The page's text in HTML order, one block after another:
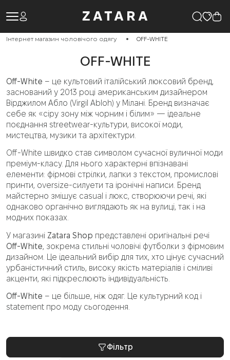
Інтернет магазин чоловічого одягу OFF-WHITE
OFF-WHITE
Off-White – це культовий італійський люксовий бренд,
заснований у 2013 році американським дизайнером
Вірджилом Абло (Virgil Abloh) у Мілані. Бренд визначає
себе як «сіру зону між чорним і білим» — ідеальне
поєднання streetwear-культури, високої моди,
мистецтва, музики та архітектури.
Off-White швидко став символом сучасної вуличної моди
преміум-класу. Для нього характерні впізнавані
елементи: фірмові стрілки, лапки з текстом, промислові
принти, oversize-силуети та іронічні написи. Бренд
майстерно змішує casual і люкс, створюючи речі, які
однаково органічно виглядають як на вулиці, так і на
модних показах.
У магазині Zatara Shop представлені оригінальні речі
Off-White , зокрема стильні чоловічі футболки з фірмовим
дизайном. Це ідеальний вибір для тих, хто цінує сучасний
урбаністичний стиль, високу якість матеріалів і сміливі
акценти, які підкреслюють індивідуальність.
Off-White – це більше, ніж одяг. Це культурний код і
statement про моду сьогодення.
Фільтр